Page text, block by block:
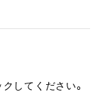
してください。